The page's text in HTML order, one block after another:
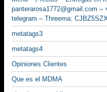
panterarosa1772@gmail.com –
telegram – Threema:
metatags3
metatags4
Opiniones Clientes
Que es el MDMA